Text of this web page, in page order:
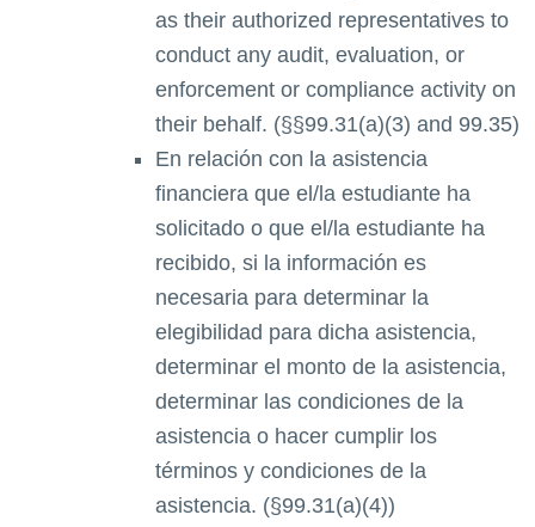
as their authorized representatives to
conduct any audit, evaluation, or
enforcement or compliance activity on
their behalf. (§§99.31(a)(3) and 99.35)
En relación con la asistencia
financiera que el/la estudiante ha
solicitado o que el/la estudiante ha
recibido, si la información es
necesaria para determinar la
elegibilidad para dicha asistencia,
determinar el monto de la asistencia,
determinar las condiciones de la
asistencia o hacer cumplir los
términos y condiciones de la
asistencia. (§99.31(a)(4))